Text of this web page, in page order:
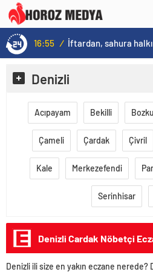
16:55 / İftardan, sahura
Denizli
Acıpayam Bekilli
Çameli Çardak Çivril
Kale Merkezefendi
Serinhisar
Denizli Cardak Nöbetçi
Denizli ili size en yakın eczane